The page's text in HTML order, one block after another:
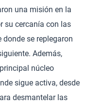
una misión en la
su cercanía con las
se replegaron
Además,
núcleo
sigue activa, desde
desmantelar las